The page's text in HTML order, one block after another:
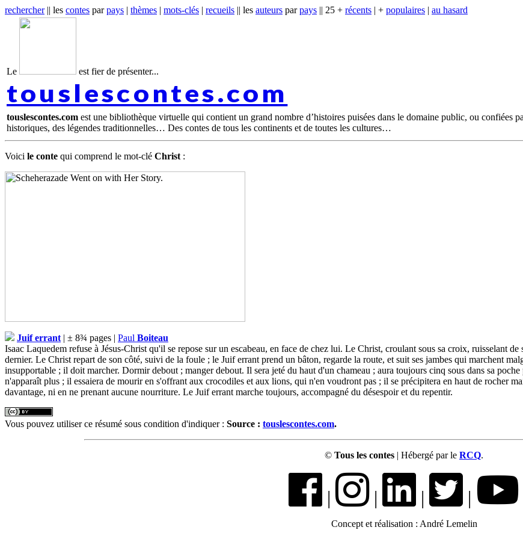
rechercher|| les contes parpays | thèmes | mots-clés | recueils || les auteurs parpays || 25 + récents | + populaires | au hasard
Le est fier de présenter...
touslescontes.com
touslescontes.com est une bibliothèque virtuelle qui contient un grand nombre d’histoires puisées dans le domaine public, ou confiées
historiques, des légendes traditionnelles… Des contes de tous les continents et de toutes les cultures
Voici le conte qui comprend le mot-clé Christ :
Juif errant | ± 8¾ pages | Paul Boiteau
Isaac Laquedem refuse à Jésus-Christ qu'il se repose sur un escabeau, en face de chez lui. Le Christ, croulant sous sa croix, ruisselant
dernier. Le Christ repart de son côté, suivi de la foule ; le Juif errant prend un bâton, regarde la route, et suit ses jambes qui marchent
insupportable ; il doit marcher. Dormir debout ; manger debout. Il sera jeté du haut d'un chameau ; aura toujours cinq sous dans sa
n'apparaît plus ; il essaiera de mourir en s'offrant aux crocodiles et aux lions, qui n'en voudront pas ; il se précipitera en haut de rocher
davantage, ni en ne prenant aucune nourriture. Le Juif errant marche toujours, accompagné du désespoir et du repentir.
Vous pouvez utiliser ce résumé sous condition d'indiquer : Source : touslescontes.com.
© Tous les contes | Hébergé par le RCQ.
| | | |
Concept et réalisation : André Lemelin